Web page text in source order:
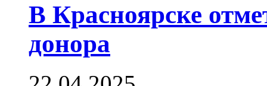
В Красноярске
донора